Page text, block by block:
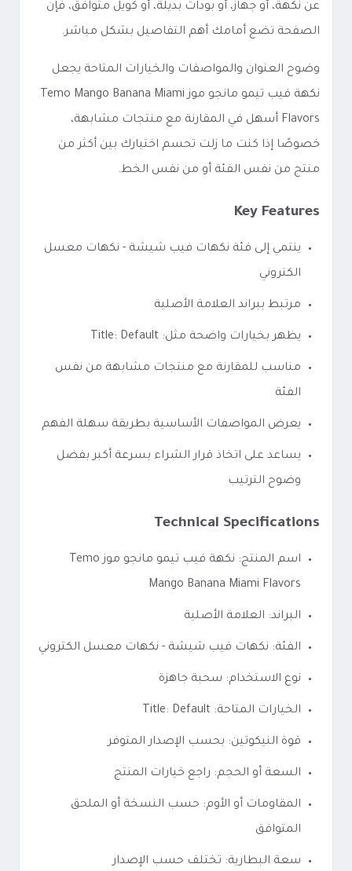
عن نكهة، أو جهاز، أو بودات بديلة، أو كويل متوافق، فإن
الصفحة تضع أمامك أهم التفاصيل بشكل مباشر.
وضوح العنوان والمواصفات والخيارات المتاحة يجعل
نكهة فيب تيمو مانجو موز Temo Mango Banana Miami
Flavors أسهل في المقارنة مع منتجات مشابهة،
خصوصًا إذا كنت ما زلت تحسم اختيارك بين أكثر من
منتج من نفس الفئة أو من نفس الخط.
Key Features
ينتمي إلى فئة نكهات فيب شيشة - نكهات معسل
الكتروني
مرتبط ببراند العلامة الأصلية
يظهر بخيارات واضحة مثل: Title: Default
مناسب للمقارنة مع منتجات مشابهة من نفس
الفئة
يعرض المواصفات الأساسية بطريقة سهلة الفهم
يساعد على اتخاذ قرار الشراء بسرعة أكبر بفضل
وضوح الترتيب
Technical Specifications
اسم المنتج: نكهة فيب تيمو مانجو موز Temo
Mango Banana Miami Flavors
البراند: العلامة الأصلية
الفئة: نكهات فيب شيشة - نكهات معسل الكتروني
نوع الاستخدام: سحبة جاهزة
الخيارات المتاحة: Title: Default
قوة النيكوتين: بحسب الإصدار المتوفر
السعة أو الحجم: راجع خيارات المنتج
المقاومات أو الأوم: حسب النسخة أو الملحق
المتوافق
سعة البطارية: تختلف حسب الإصدار